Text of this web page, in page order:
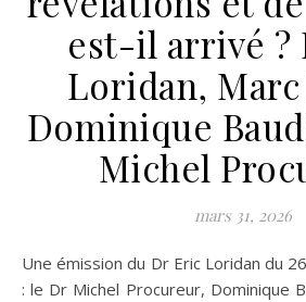
est-il arrivé ?
Loridan,
Dominique
Michel
mars 31, 2026
Une émission du Dr Eric Loridan du 26 février 2026. Invités
: le Dr Michel Procureur, Dominique